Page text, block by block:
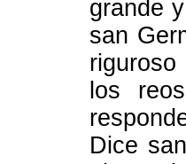
grande
san
los
Dice